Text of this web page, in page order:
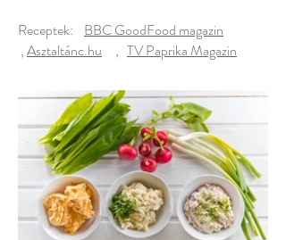
Receptek: BBC GoodFood magazin
,Asztaltánc.hu , TV Paprika Magazin